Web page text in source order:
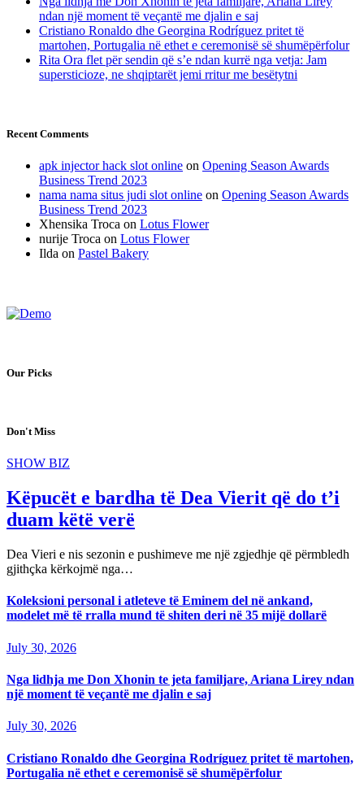
ndan një moment të veçantë me djalin e saj
Cristiano Ronaldo dhe Georgina Rodríguez pritet të
martohen, Portugalia në ethet e ceremonisë së shumëpërfolur
Rita Ora flet për sendin që s’e ndan kurrë nga vetja: Jam
supersticioze, ne shqiptarët jemi rritur me besëtytni
Recent Comments
apk injector hack slot online on Opening Season Awards
Business Trend 2023
nama nama situs judi slot online on Opening Season Awards
Business Trend 2023
Xhensika Troca on Lotus Flower
nurije Troca on Lotus Flower
Ilda on Pastel Bakery
Our Picks
Don't Miss
SHOW BIZ
Këpucët e bardha të Dea Vierit që do t’i
duam këtë verë
Dea Vieri e nis sezonin e pushimeve me një zgjedhje që përmbledh
gjithçka kërkojmë nga…
Koleksioni personal i atleteve të Eminem del në ankand,
modelet më të rralla mund të shiten deri në 35 mijë dollarë
July 30, 2026
Nga lidhja me Don Xhonin te jeta familjare, Ariana Lirey ndan
një moment të veçantë me djalin e saj
July 30, 2026
Cristiano Ronaldo dhe Georgina Rodríguez pritet të martohen,
Portugalia në ethet e ceremonisë së shumëpërfolur